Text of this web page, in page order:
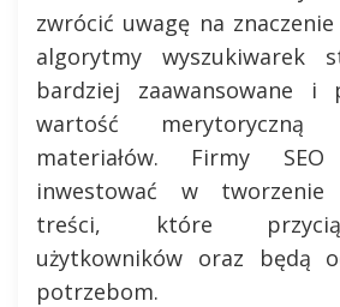
zwrócić uwagę na
algorytmy wyszukiwarek
bardziej zaawansowane i
wartość merytoryczną
materiałów. Firmy
inwestować w tworzenie
treści, które
użytkowników oraz będą
potrzebom.